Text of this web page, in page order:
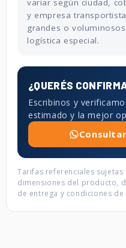
variar según ciudad,
y empresa
grandes o
logística especial.
¿QUERÉS
Escribinos y
estimado y la mejor
Tarifas referenciales
dimensiones del producto,
de entrega y condiciones